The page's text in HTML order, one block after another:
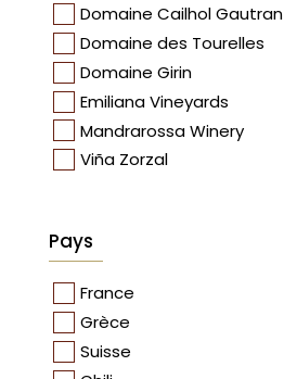
Domaine Cailhol Gautran
Domaine des Tourelles
Domaine Girin
Emiliana Vineyards
Mandrarossa Winery
Viña Zorzal
Pays
France
Grèce
Suisse